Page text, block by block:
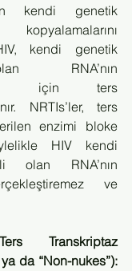
kendi genetik
kendi genetik
RNA’nın
için ters
NRTIs’ler, ters
enzimi bloke
HIV kendi
olan RNA’nın
ve
Transkriptaz
da “Non-nukes”):